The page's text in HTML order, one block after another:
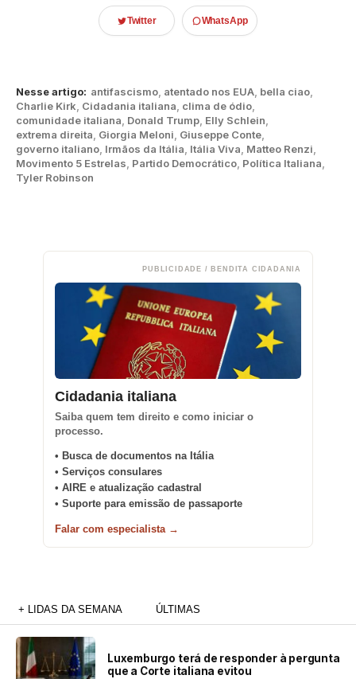
Twitter WhatsApp
Nesse artigo: antifascismo atentado nos EUA bella ciao
Charlie Kirk Cidadania italiana clima de ódio
comunidade italiana Donald Trump Elly Schlein
extrema direita Giorgia Meloni Giuseppe Conte
governo italiano Irmãos da Itália Itália Viva Matteo Renzi
Movimento 5 Estrelas Partido Democrático Política Italiana
Tyler Robinson
PUBLICIDADE / BENDITA CIDADANIA
Cidadania italiana
Saiba quem tem direito e como iniciar o
processo.
• Busca de documentos na Itália
• Serviços consulares
• AIRE e atualização cadastral
• Suporte para emissão de passaporte
Falar com especialista →
+ LIDAS DA SEMANA ÚLTIMAS
Luxemburgo terá de responder à pergunta
que a Corte italiana evitou